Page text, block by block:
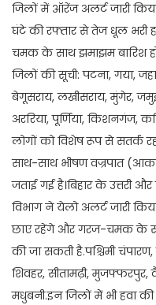
जिलों में ऑरेंज अलर्ट जारी
घंटे की रफ्तार से तेज धूल भरी
चमक के साथ झमाझम बारिश
जिलों की सूची: पटना, गया,
बेगूसराय, लखीसराय, मुंगेर,
अररिया, पूर्णिया, किशनगंज,
लोगों को विशेष रूप से सतर्क
साथ-साथ भीषण वज्रपात
जताई गई है।बिहार के उत्तरी
विभाग ने येलो अलर्ट जारी
छाए रहेंगे और गरज-चमक के
की जा सकती है.पश्चिमी
शिवहर, सीतामढ़ी, मुजफ्फरपुर,
मधुबनी.इन जिलों में भी हवा